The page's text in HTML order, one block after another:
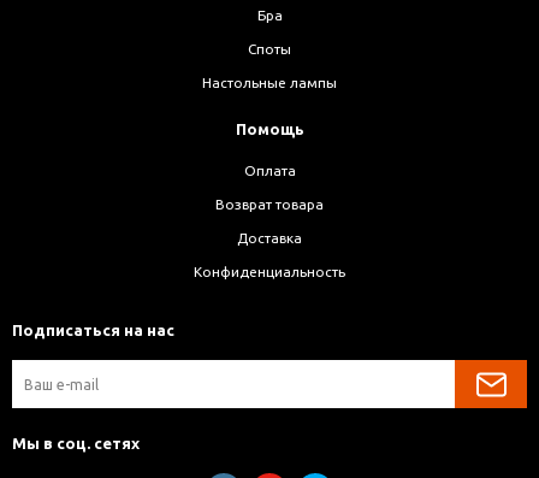
Бра
Споты
Настольные лампы
Помощь
Оплата
Возврат товара
Доставка
Конфиденциальность
Подписаться на нас
Мы в соц. сетях